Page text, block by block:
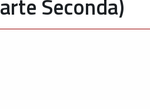
Seconda)